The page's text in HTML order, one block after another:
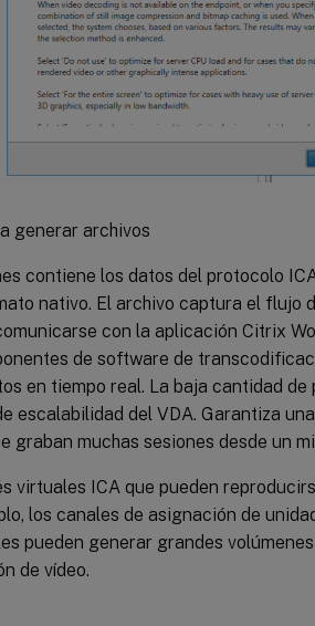
generar archivos
contiene los datos del protocolo
nativo. El archivo captura el flujo
con la aplicación Citrix
de software de
en tiempo real. La baja cantidad de
escalabilidad del VDA. Garantiza
graban muchas sesiones desde un
virtuales ICA que pueden
los canales de asignación de
pueden generar grandes
de vídeo.